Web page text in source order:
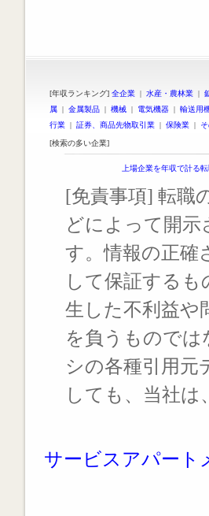
[年収ランキング] 全企業 | 水産・農林業 |
属 | 金属製品 | 機械 | 電気機器 | 輸送用
行業 | 証券、商品先物取引業 | 保険業 |
[検索の多い企業]
上場企業を年収で計る
[免責事項] 転職
どによって開
す。情報の正確
して保証する
生した不利益や
を負うもので
シの各種引用元
しても、当社
サービスアパート